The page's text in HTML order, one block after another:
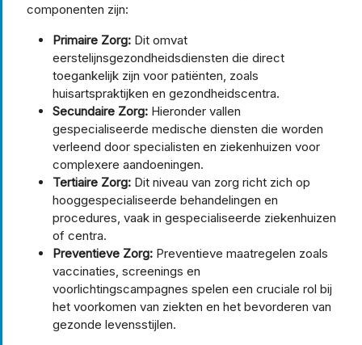
componenten zijn:
Primaire Zorg: Dit omvat
eerstelijnsgezondheidsdiensten die direct
toegankelijk zijn voor patiënten, zoals
huisartspraktijken en gezondheidscentra.
Secundaire Zorg: Hieronder vallen
gespecialiseerde medische diensten die worden
verleend door specialisten en ziekenhuizen voor
complexere aandoeningen.
Tertiaire Zorg: Dit niveau van zorg richt zich op
hooggespecialiseerde behandelingen en
procedures, vaak in gespecialiseerde ziekenhuizen
of centra.
Preventieve Zorg: Preventieve maatregelen zoals
vaccinaties, screenings en
voorlichtingscampagnes spelen een cruciale rol bij
het voorkomen van ziekten en het bevorderen van
gezonde levensstijlen.